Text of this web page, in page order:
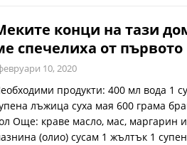
конци на тази
спечелиха от
10, 2020
продукти: 400 мл вода 1
лъжица суха мая 600 грама
Още: краве масло, мас, маргарин
(олио) сусам 1 жълтък 1